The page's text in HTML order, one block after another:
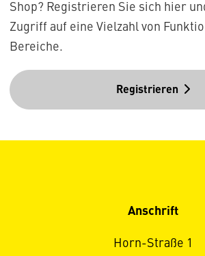
Shop? Registrieren Sie sich hier
Zugriff auf eine Vielzahl von
Bereiche.
Registrieren
Anschrift
Horn-Straße 1